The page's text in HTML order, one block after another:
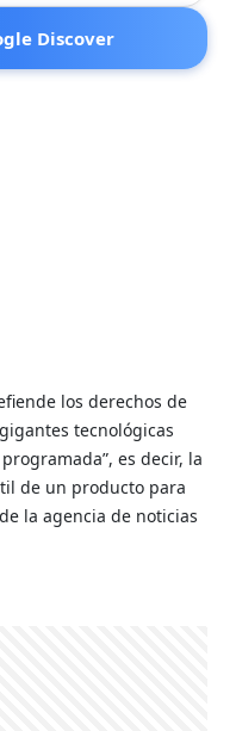
Discover
los derechos de
tecnológicas
es decir, la
de un producto para
la agencia de noticias